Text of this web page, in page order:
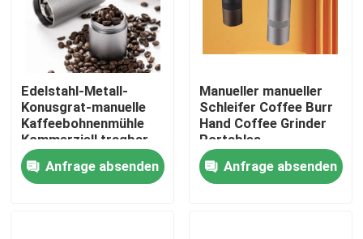
Haus
Edelstahl-Metall-
Konusgrat-manuelle
Kaffeebohnenmühle
Kommerziell tragbar
waschbar
handgekurbelt
Anfrage absenden
Manueller manueller
Schleifer Coffee Burr
Hand Coffee Grinder
Portables
Anfrage absenden